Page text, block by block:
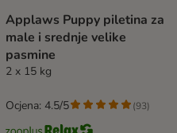
Applaws Puppy piletina za
male i srednje velike
pasmine
2 x 15 kg
Ocjena: 4.5/5 (93)